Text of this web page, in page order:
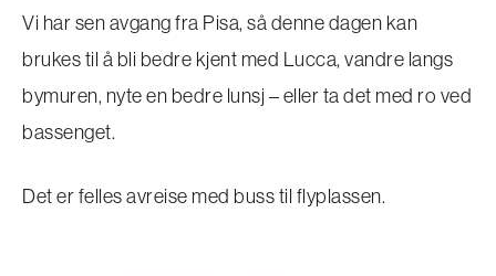
Vi har sen avgang fra Pisa, så denne dagen kan
brukes til å bli bedre kjent med Lucca, vandre langs
bymuren, nyte en bedre lunsj – eller ta det med ro ved
bassenget.
Det er felles avreise med buss til flyplassen.